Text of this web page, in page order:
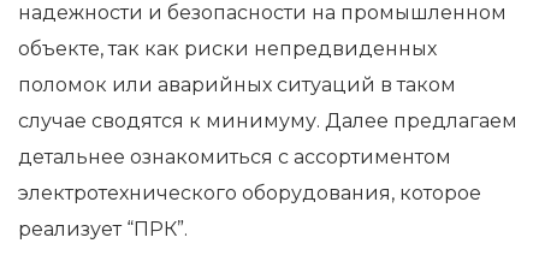
надежности и безопасности на промышленном
объекте, так как риски непредвиденных
поломок или аварийных ситуаций в таком
случае сводятся к минимуму. Далее предлагаем
детальнее ознакомиться с ассортиментом
электротехнического оборудования, которое
реализует “ПРК”.